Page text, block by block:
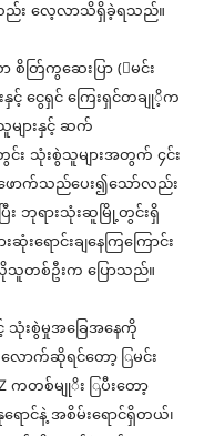
း လေ့လာသိရှိခဲ့ရသည်။
စိတကွဆေးပြာ (ြမင်း
နှင့် ငွေရှင ကြေးရှင်တခိ့က
ျားနှင့် ဆက်
း သုံးစွဲသူများအတွက ် ၄င်း
ောက်သည်ပေး၍သော်လည်း
း ဘုရားသုံးဆူမြိတွင်းရှိ
းဆုံးရောင်းချနေကြကြောင်း
သူတစ်ဦးက ပြောသည်။
သုံးစွဲမှုအခြေအနေကို
ောက်ဆိုရင်တော ့ ြမင်း
ကတစ်မ ြပီးတော
ရောင်နဲ အစိမ်းရောင်ရှိတယ်၊